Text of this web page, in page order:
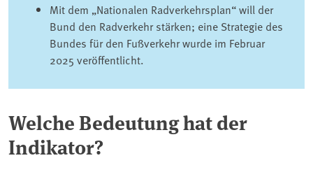
Mit dem „Nationalen Radverkehrsplan“ will der
Bund den Radverkehr stärken; eine Strategie des
Bundes für den Fußverkehr wurde im Februar
2025 veröffentlicht.
Welche Bedeutung hat der
Indikator?